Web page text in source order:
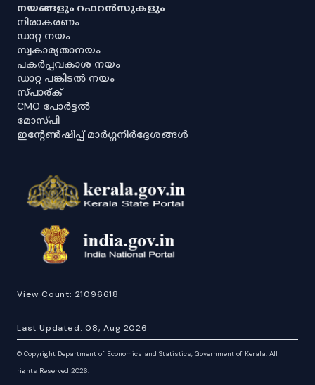
നയങ്ങളും റഫറൻസുകളും
നിരാകരണം
ഡാറ്റ നയം
സ്വകാര്യതാനയം
പകർപ്പവകാശ നയം
ഡാറ്റ പങ്കിടൽ നയം
സ്പാര്ക്
CMO പോർട്ടൽ
മോസ്പി
ഇൻ്റേൺഷിപ്പ് മാർഗ്ഗനിർദ്ദേശങ്ങൾ
View Count: 21096618
Last Updated:08, Aug 2026
© Copyright Department of Economics and Statistics, Government of Kerala. All
rights Reserved 2026.